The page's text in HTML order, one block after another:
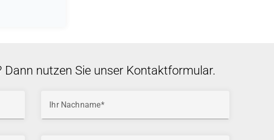
Dann nutzen Sie unser Kontaktformular.
Ihr Nachname